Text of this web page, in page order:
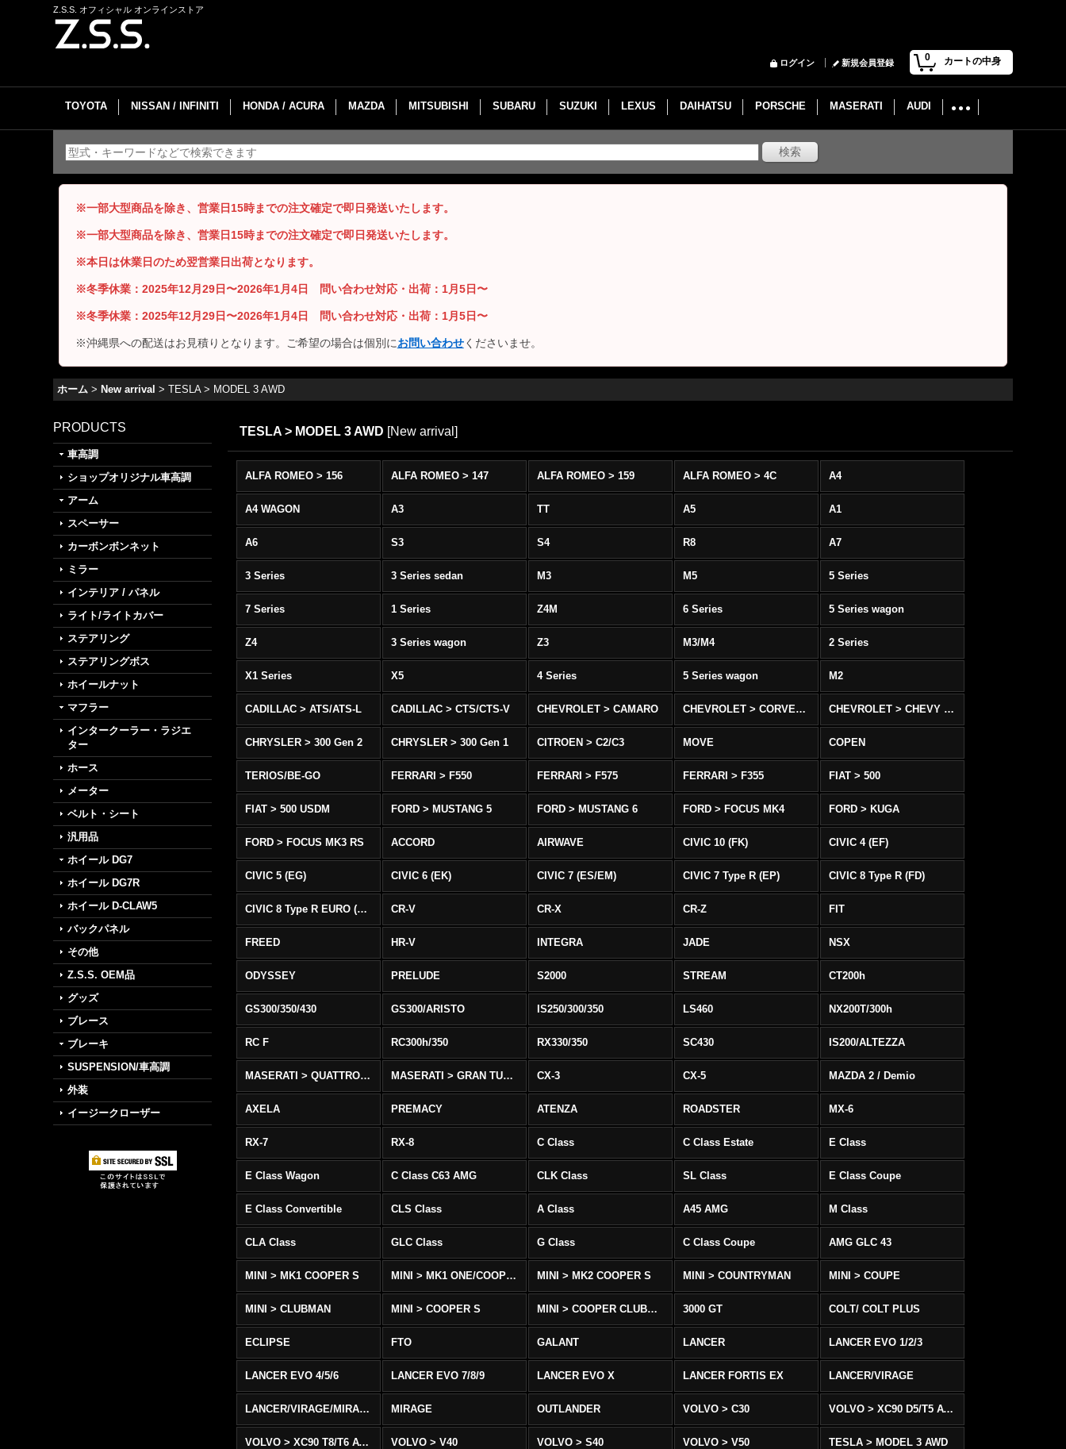
Z.S.S. オフィシャル オンラインストア
0 カートの中身
ログイン 新規会員登録
TOYOTA NISSAN / INFINITI HONDA / ACURA MAZDA MITSUBISHI SUBARU SUZUKI LEXUS DAIHATSU PORSCHE MASERATI AUDI
※一部大型商品を除き、営業日15時までの注文確定で即日発送いたします。
※一部大型商品を除き、営業日15時までの注文確定で即日発送いたします。
※本日は休業日のため翌営業日出荷となります。
※冬季休業：2025年12月29日〜2026年1月4日 問い合わせ対応・出荷：1月5日〜
※冬季休業：2025年12月29日〜2026年1月4日 問い合わせ対応・出荷：1月5日〜
※沖縄県への配送はお見積りとなります。ご希望の場合は個別にお問い合わせくださいませ。
ホーム > New arrival > TESLA > MODEL 3 AWD
PRODUCTS
車高調
ショップオリジナル車高調
アーム
スペーサー
カーボンボンネット
ミラー
インテリア / パネル
ライト/ライトカバー
ステアリング
ステアリングボス
ホイールナット
マフラー
インタークーラー・ラジエ
ター
ホース
メーター
ベルト・シート
汎用品
ホイール DG7
ホイール DG7R
ホイール D-CLAW5
バックパネル
その他
Z.S.S. OEM品
グッズ
ブレース
ブレーキ
SUSPENSION/車高調
外装
イージークローザー
TESLA > MODEL 3 AWD [New arrival]
ALFA ROMEO > 156 ALFA ROMEO > 147 ALFA ROMEO > 159 ALFA ROMEO > 4C A4
A4 WAGON A3 TT A5 A1
A6 S3 S4 R8 A7
3 Series 3 Series sedan M3 M5 5 Series
7 Series 1 Series Z4M 6 Series 5 Series wagon
Z4 3 Series wagon Z3 M3/M4 2 Series
X1 Series X5 4 Series 5 Series wagon M2
CADILLAC > ATS/ATS-L CADILLAC > CTS/CTS-V CHEVROLET > CAMARO CHEVROLET > CORVETTE C5/C6 CHEVROLET > CHEVY SS
CHRYSLER > 300 Gen 2 CHRYSLER > 300 Gen 1 CITROEN > C2/C3 MOVE COPEN
TERIOS/BE-GO FERRARI > F550 FERRARI > F575 FERRARI > F355 FIAT > 500
FIAT > 500 USDM FORD > MUSTANG 5 FORD > MUSTANG 6 FORD > FOCUS MK4 FORD > KUGA
FORD > FOCUS MK3 RS ACCORD AIRWAVE CIVIC 10 (FK) CIVIC 4 (EF)
CIVIC 5 (EG) CIVIC 6 (EK) CIVIC 7 (ES/EM) CIVIC 7 Type R (EP) CIVIC 8 Type R (FD)
CIVIC 8 Type R EURO (FN) CR-V CR-X CR-Z FIT
FREED HR-V INTEGRA JADE NSX
ODYSSEY PRELUDE S2000 STREAM CT200h
GS300/350/430 GS300/ARISTO IS250/300/350 LS460 NX200T/300h
RC F RC300h/350 RX330/350 SC430 IS200/ALTEZZA
MASERATI > QUATTROPORTE MASERATI > GRAN TURISMO CX-3 CX-5 MAZDA 2 / Demio
AXELA PREMACY ATENZA ROADSTER MX-6
RX-7 RX-8 C Class C Class Estate E Class
E Class Wagon C Class C63 AMG CLK Class SL Class E Class Coupe
E Class Convertible CLS Class A Class A45 AMG M Class
CLA Class GLC Class G Class C Class Coupe AMG GLC 43
MINI > MK1 COOPER S MINI > MK1 ONE/COOPER MINI > MK2 COOPER S MINI > COUNTRYMAN MINI > COUPE
MINI > CLUBMAN MINI > COOPER S MINI > COOPER CLUBMAN 3000 GT COLT/ COLT PLUS
ECLIPSE FTO GALANT LANCER LANCER EVO 1/2/3
LANCER EVO 4/5/6 LANCER EVO 7/8/9 LANCER EVO X LANCER FORTIS EX LANCER/VIRAGE
LANCER/VIRAGE/MIRAGE MIRAGE OUTLANDER VOLVO > C30 VOLVO > XC90 D5/T5 AWD
VOLVO > XC90 T8/T6 AWD VOLVO > V40 VOLVO > S40 VOLVO > V50 TESLA > MODEL 3 AWD